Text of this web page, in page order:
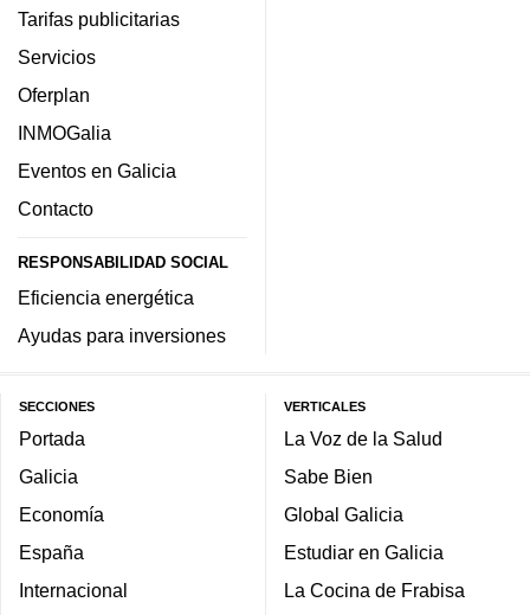
Tarifas publicitarias
Servicios
Oferplan
INMOGalia
Eventos en Galicia
Contacto
RESPONSABILIDAD SOCIAL
Eficiencia energética
Ayudas para inversiones
SECCIONES
Portada
Galicia
Economía
España
Internacional
VERTICALES
La Voz de la Salud
Sabe Bien
Global Galicia
Estudiar en Galicia
La Cocina de Frabisa